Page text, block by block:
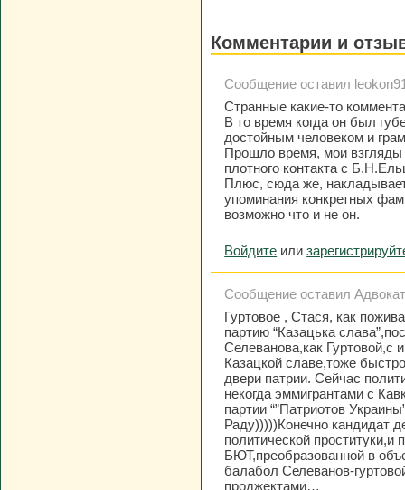
Комментарии и
Сообщение оставил
Странные какие-то
В то время когда он был
достойным человеком и
Прошло время, мои взгляды
плотного контакта с
Плюс, сюда же,
упоминания конкретных
возможно что и не он.
Войдите или
Сообщение оставил
Гуртовое , Стася, как
партию “Казацька
Селеванова,как Гуртовой,с
Казацкой славе,тоже
двери патрии. Сейчас
некогда эммигрантами с
партии “”Патриотов
Раду)))))Конечно кандидат
политической
БЮТ,преобразованной в
балабол Селеванов-
проджектами…